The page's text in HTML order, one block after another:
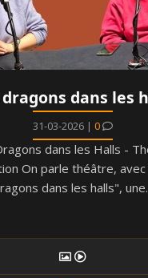
dragons dans les
31-03-2026 | 0
dans les Halls -
On parle théâtre,
dans les halls",